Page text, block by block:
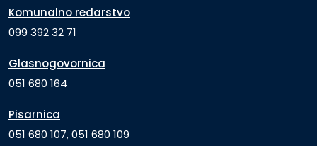
Komunalno redarstvo
099 392 32 71
Glasnogovornica
051 680 164
Pisarnica
051 680 107, 051 680 109